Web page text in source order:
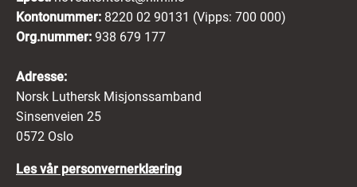
Kontonummer: 8220 02 90131 (Vipps: 700 000)
Org.nummer: 938 679 177
Adresse:
Norsk Luthersk Misjonssamband
Sinsenveien 25
0572 Oslo
Les vår personvernerklæring